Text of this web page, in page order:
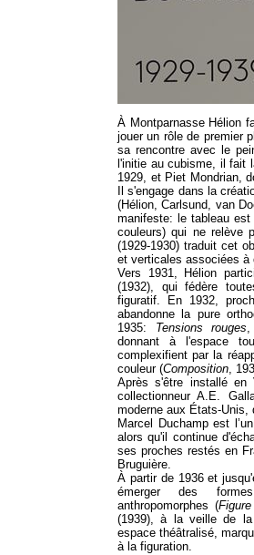
À Montparnasse Hélion
jouer un rôle de premier
sa rencontre avec le
l'initie au cubisme, il fait
1929, et Piet Mondrian,
Il s'engage dans la
(Hélion, Carlsund, van
manifeste: le tableau
couleurs) qui ne relève
(1929-1930) traduit cet
et verticales associées à
Vers 1931, Hélion
(1932), qui fédère
figuratif. En 1932,
abandonne la pure
1935: Tensions rouges,
donnant à l'espace
complexifient par la
couleur (Composition,
Après s'être installé en
collectionneur A.E.
moderne aux États-Unis,
Marcel Duchamp est
alors qu'il continue
ses proches restés en
Bruguière.
À partir de 1936 et
émerger des
anthropomorphes (
(1939), à la veille de
espace théâtralisé,
à la figuration.